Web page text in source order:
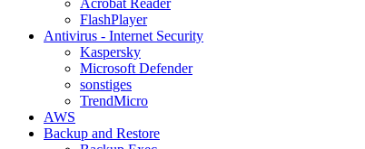
Acrobat Reader
FlashPlayer
Antivirus - Internet Security
Kaspersky
Microsoft Defender
sonstiges
TrendMicro
AWS
Backup and Restore